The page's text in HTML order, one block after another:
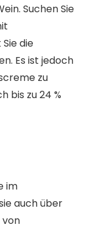
Suchen Sie
die
Es ist jedoch
zu
bis zu 24 %
im
auch über
von